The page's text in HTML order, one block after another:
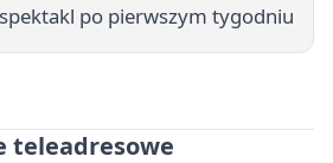
spektakl po pierwszym tygodniu
teleadresowe